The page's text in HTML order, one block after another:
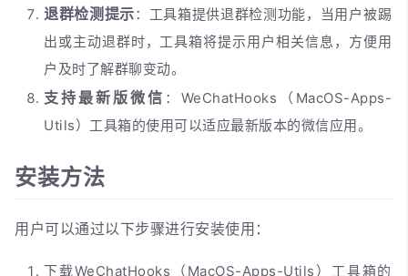
退群检测提示：工具箱提供退群检测功能，当用户被踢
出或主动退群时，工具箱将提示用户相关信息，方便用
户及时了解群聊变动。
支持最新版微信 ：WeChatHooks（MacOS-Apps-
Utils）工具箱的使用可以适应最新版本的微信应用。
安装方法
用户可以通过以下步骤进行安装使用：
下载WeChatHooks（MacOS-Apps-Utils）工具箱的